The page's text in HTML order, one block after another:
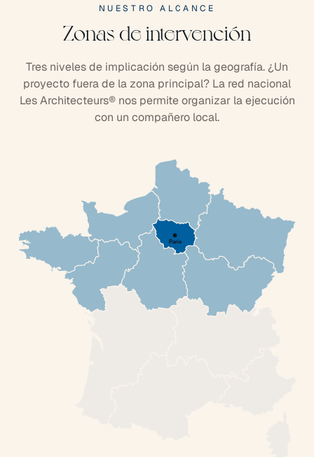
NUESTRO ALCANCE
Zonas de intervención
Tres niveles de implicación según la geografía. ¿Un
proyecto fuera de la zona principal? La red nacional
Les Architecteurs® nos permite organizar la ejecución
con un compañero local.
Paris